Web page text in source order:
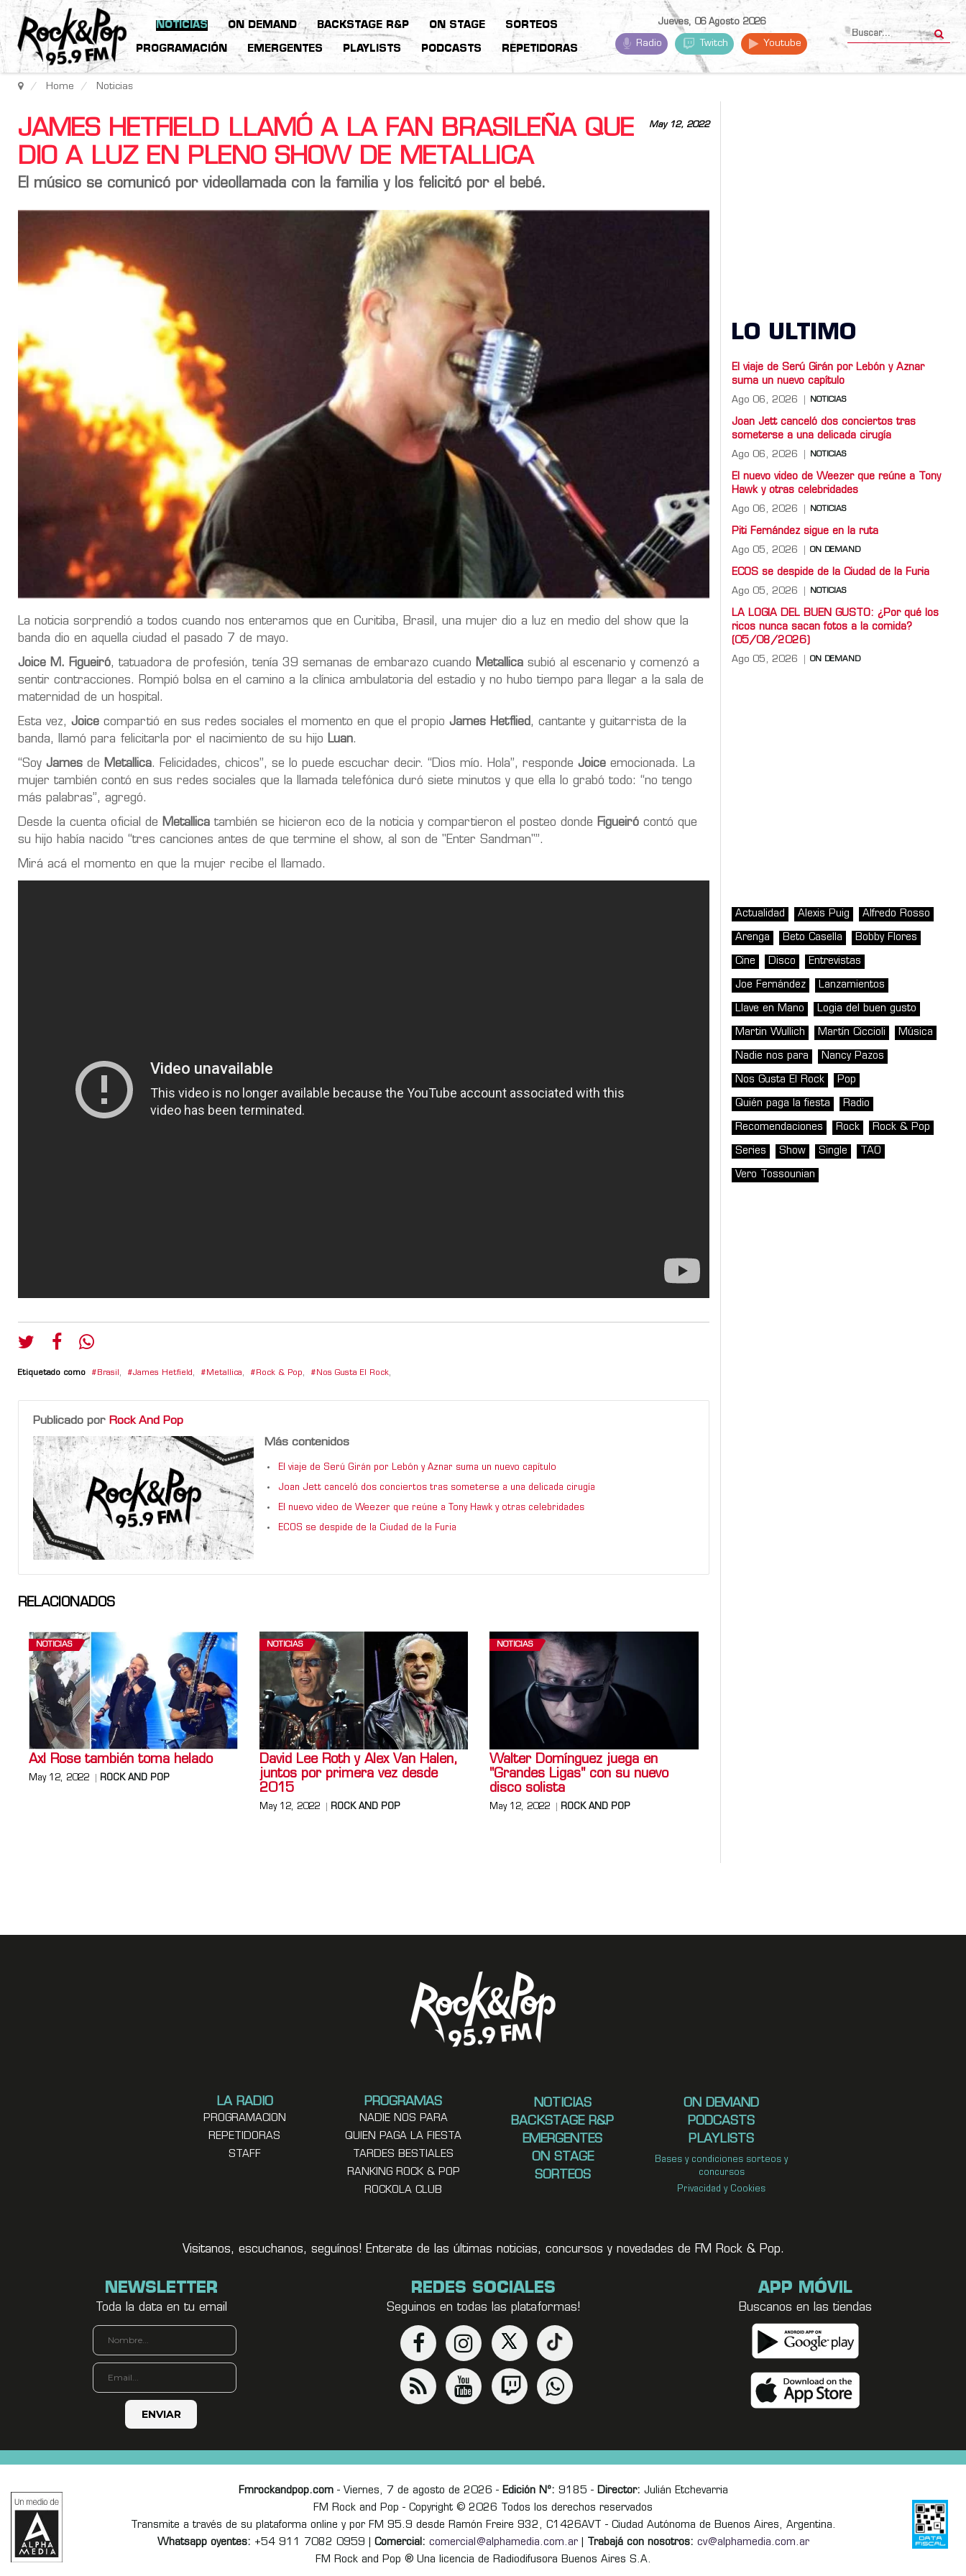
NOTICIAS ON DEMAND BACKSTAGE R&P ON STAGE SORTEOS
PROGRAMACIÓN EMERGENTES PLAYLISTS PODCASTS REPETIDORAS
Jueves, 06 Agosto 2026
Radio Twitch Youtube
Home Noticias
May 12, 2022
JAMES HETFIELD LLAMÓ A LA FAN BRASILEÑA QUE
DIO A LUZ EN PLENO SHOW DE METALLICA
El músico se comunicó por videollamada con la familia y los felicitó por el bebé.
La noticia sorprendió a todos cuando nos enteramos que en Curitiba, Brasil, una mujer dio a luz en medio del show que la
banda dio en aquella ciudad el pasado 7 de mayo.
Joice M. Figueiró, tatuadora de profesión, tenía 39 semanas de embarazo cuando Metallica subió al escenario y comenzó a
sentir contracciones. Rompió bolsa en el camino a la clínica ambulatoria del estadio y no hubo tiempo para llegar a la sala de
maternidad de un hospital.
Esta vez, Joice compartió en sus redes sociales el momento en que el propio James Hetflied, cantante y guitarrista de la
banda, llamó para felicitarla por el nacimiento de su hijo Luan.
“Soy James de Metallica. Felicidades, chicos”, se lo puede escuchar decir. “Dios mío. Hola”, responde Joice emocionada. La
mujer también contó en sus redes sociales que la llamada telefónica duró siete minutos y que ella lo grabó todo: “no tengo
más palabras”, agregó.
Desde la cuenta oficial de Metallica también se hicieron eco de la noticia y compartieron el posteo donde Figueiró contó que
su hijo había nacido “tres canciones antes de que termine el show, al son de "Enter Sandman"”.
Mirá acá el momento en que la mujer recibe el llamado.
Etiquetado como Brasil , James Hetfield , Metallica, Rock & Pop, Nos Gusta El Rock,
Publicado por Rock And Pop
Más contenidos
El viaje de Serú Girán por Lebón y Aznar suma un nuevo capítulo
Joan Jett canceló dos conciertos tras someterse a una delicada cirugía
El nuevo video de Weezer que reúne a Tony Hawk y otras celebridades
ECOS se despide de la Ciudad de la Furia
RELACIONADOS
NOTICIAS
Axl Rose también toma helado
May 12, 2022 ROCK AND POP
NOTICIAS
David Lee Roth y Alex Van Halen,
juntos por primera vez desde
2015
May 12, 2022 ROCK AND POP
NOTICIAS
Walter Domínguez juega en
"Grandes Ligas" con su nuevo
disco solista
May 12, 2022 ROCK AND POP
LO ULTIMO
El viaje de Serú Girán por Lebón y Aznar
suma un nuevo capítulo
Ago 06, 2026 NOTICIAS
Joan Jett canceló dos conciertos tras
someterse a una delicada cirugía
Ago 06, 2026 NOTICIAS
El nuevo video de Weezer que reúne a Tony
Hawk y otras celebridades
Ago 06, 2026 NOTICIAS
Piti Fernández sigue en la ruta
Ago 05, 2026 ON DEMAND
ECOS se despide de la Ciudad de la Furia
Ago 05, 2026 NOTICIAS
LA LOGIA DEL BUEN GUSTO: ¿Por qué los
ricos nunca sacan fotos a la comida?
(05/08/2026)
Ago 05, 2026 ON DEMAND
Actualidad Alexis Puig Alfredo Rosso
Arenga Beto Casella Bobby Flores
Cine Disco Entrevistas
Joe Fernández Lanzamientos
Llave en Mano Logia del buen gusto
Martin Wullich Martín Ciccioli Música
Nadie nos para Nancy Pazos
Nos Gusta El Rock Pop
Quién paga la fiesta Radio
Recomendaciones Rock Rock & Pop
Series Show Single TAO
Vero Tossounian
LA RADIO
PROGRAMACION
REPETIDORAS
STAFF
PROGRAMAS
NADIE NOS PARA
QUIEN PAGA LA FIESTA
TARDES BESTIALES
RANKING ROCK & POP
ROCKOLA CLUB
NOTICIAS
BACKSTAGE R&P
EMERGENTES
ON STAGE
SORTEOS
ON DEMAND
PODCASTS
PLAYLISTS
Bases y condiciones sorteos y
concursos
Privacidad y Cookies
Visitanos, escuchanos, seguínos! Enterate de las últimas noticias, concursos y novedades de FM Rock & Pop.
NEWSLETTER
Toda la data en tu email
REDES SOCIALES
Seguinos en todas las plataformas!
APP MÓVIL
Buscanos en las tiendas
Fmrockandpop.com- Viernes, 7 de agosto de 2026 - Edición Nº: 9185 - Director: Julián Etchevarria
FM Rock and Pop - Copyright © 2026 Todos los derechos reservados
Transmite a través de su plataforma online y por FM 95.9 desde Ramón Freire 932, C1426AVT - Ciudad Autónoma de Buenos Aires, Argentina.
Whatsapp oyentes: +54 911 7082 0959 | Comercial: comercial@alphamedia.com.ar| Trabajá con nosotros: cv@alphamedia.com.ar
FM Rock and Pop ® Una licencia de Radiodifusora Buenos Aires S.A.